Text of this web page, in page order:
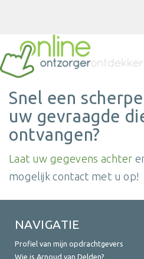
Snel een
uw gevraagde
ontvangen?
Laat uw gegevens achter
mogelijk contact met u op!
NAVIGATIE
Profiel van mijn opdrachtgevers
Wie is Arnoud van Delden?